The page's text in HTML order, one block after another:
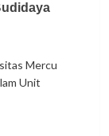
Mercu
Unit